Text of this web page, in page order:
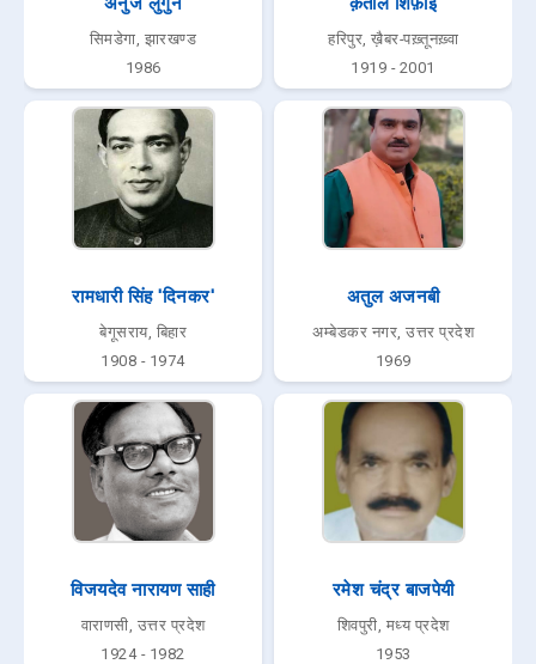
सिमडेगा, झारखण्ड
1986
हरिपुर, ख़ैबर-पख़्तूनख़्वा
1919 - 2001
रामधारी सिंह 'दिनकर'
बेगूसराय, बिहार
1908 - 1974
अतुल अजनबी
अम्बेडकर नगर, उत्तर प्रदेश
1969
विजयदेव नारायण साही
वाराणसी, उत्तर प्रदेश
1924 - 1982
रमेश चंद्र बाजपेयी
शिवपुरी, मध्य प्रदेश
1953